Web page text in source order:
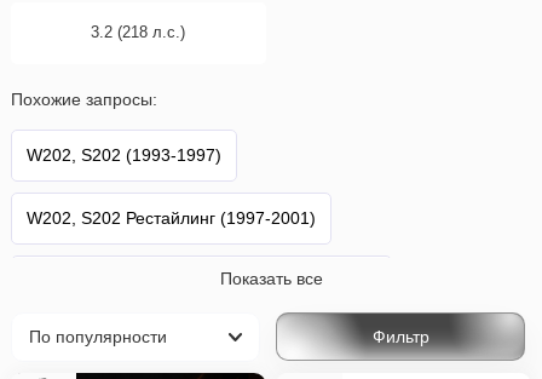
3.2 (218 л.с.)
Похожие запросы:
W202, S202 (1993-1997)
W202, S202 Рестайлинг (1997-2001)
W203, S203, CL203 Рестайлинг (2004-2007)
W204, S204 (2007-2012)
Показать все
Фильтр